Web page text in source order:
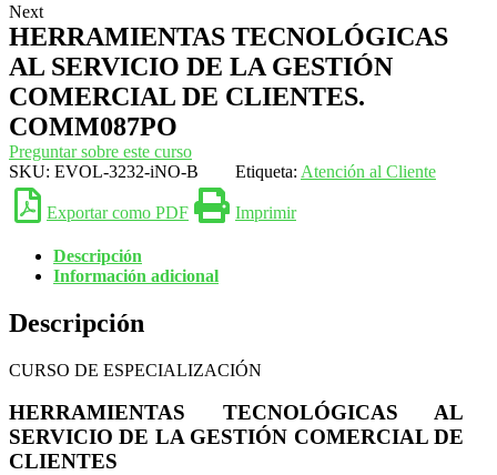
Next
HERRAMIENTAS TECNOLÓGICAS
AL SERVICIO DE LA GESTIÓN
COMERCIAL DE CLIENTES.
COMM087PO
Preguntar sobre este curso
SKU: EVOL-3232-iNO-B Etiqueta: Atención al Cliente
Exportar como PDF Imprimir
Descripción
Información adicional
Descripción
CURSO DE ESPECIALIZACIÓN
HERRAMIENTAS TECNOLÓGICAS AL
SERVICIO DE LA GESTIÓN COMERCIAL DE
CLIENTES